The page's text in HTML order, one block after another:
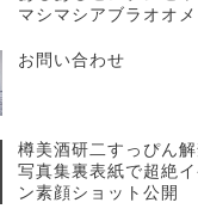
マシマシアブラオオメ
お問い合わせ
樽美酒研二すっぴん
写真集裏表紙で超絶イ
ン素顔ショット公開